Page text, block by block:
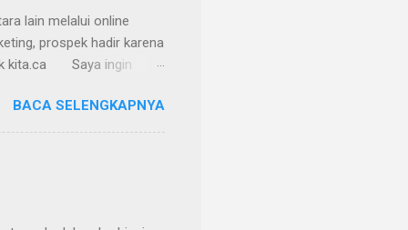
lain melalui online
prospek hadir karena
kita.ca Saya ingin
Online dan prospek
yang sudah
memenuhi
BACA SELENGKAPNYA